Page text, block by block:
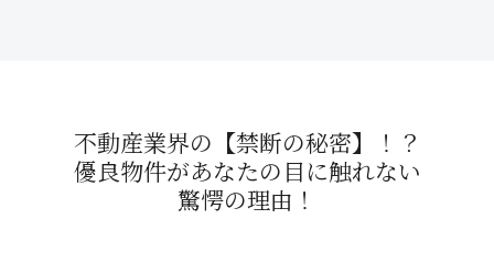
不動産業界の【禁断の秘密】！？
優良物件があなたの目に触れない
驚愕の理由！